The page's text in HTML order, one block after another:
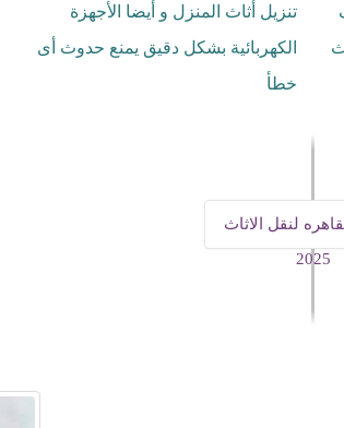
تنزيل أثاث المنزل و أيضا الأجهزة
الكهربائية بشكل دقيق يمنع حدوث أى
خطأ
لنقل الاثاث
2025